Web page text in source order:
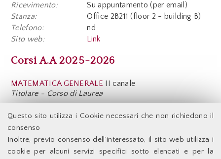
Questo sito utilizza i Cookie necessari che non richiedono il
consenso
Inoltre, previo consenso dell’interessato, il sito web utilizza i
cookie per alcuni servizi specifici sotto elencati e per la
Ricevimento:
Su appuntamento (per email)
Stanza:
Office 2B211 (floor 2 - building B)
Telefono:
nd
Sito web:
Link
Corsi A.A 2025-2026
MATEMATICA GENERALE II canale
Titolare - Corso di Laurea
Titolare - Corso di Laurea
Facoltà di Economia - Università degli Studi di Roma